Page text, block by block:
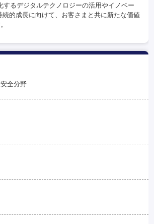
するデジタルテクノロジーの活用やイノベー
続的成長に向けて、お客さまと共に新たな価値
全分野